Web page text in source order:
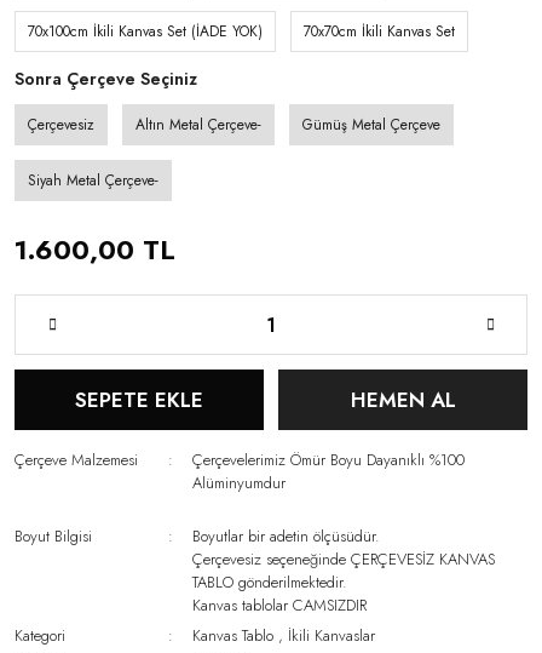
70x100cm İkili Kanvas Set (İADE YOK) 70x70cm İkili Kanvas Set
Sonra Çerçeve Seçiniz
Çerçevesiz Altın Metal Çerçeve- Gümüş Metal Çerçeve
Siyah Metal Çerçeve-
1.600,00 TL
SEPETE EKLE HEMEN AL
Çerçeve Malzemesi
Çerçevelerimiz Ömür Boyu Dayanıklı %100
Alüminyumdur
Boyut Bilgisi
Boyutlar bir adetin ölçüsüdür.
Çerçevesiz seçeneğinde ÇERÇEVESİZ KANVAS
TABLO gönderilmektedir.
Kanvas tablolar CAMSIZDIR
Kategori
Kanvas Tablo , İkili Kanvaslar